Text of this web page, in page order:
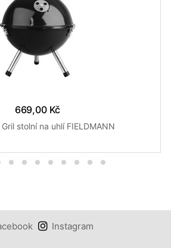
669,00 Kč
stolní na uhlí FIELDMANN
Instagram